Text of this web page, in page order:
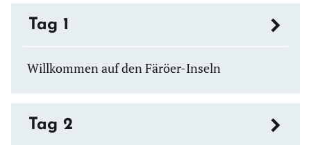
Tag 1
Willkommen auf den Färöer-Inseln
Tag 2